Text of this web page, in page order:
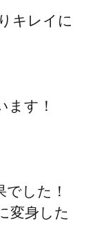
キレイに
す！
した！
変身した